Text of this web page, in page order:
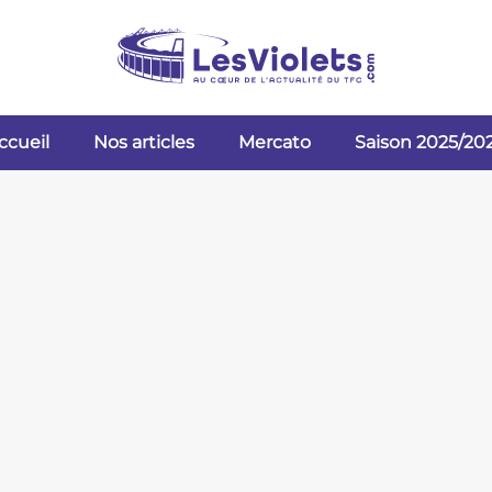
Nos articles Mercato Saison 2025/